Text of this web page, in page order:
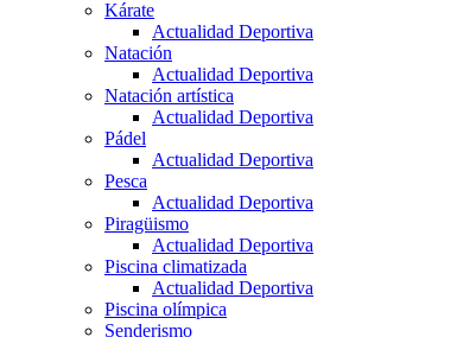
Kárate
Actualidad Deportiva
Natación
Actualidad Deportiva
Natación artística
Actualidad Deportiva
Pádel
Actualidad Deportiva
Pesca
Actualidad Deportiva
Piragüismo
Actualidad Deportiva
Piscina climatizada
Actualidad Deportiva
Piscina olímpica
Senderismo